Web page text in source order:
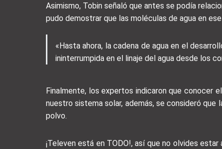
Asimismo, Tobin señaló que antes se podía
pudo demostrar que las moléculas de agua en
«Hasta ahora, la cadena de agua en el
ininterrumpida en el linaje del agua desde los
Finalmente, los expertos indicaron que conocer
nuestro sistema solar, además, se consideró
polvo.
¡Televen está en TODO!, así que no olvides